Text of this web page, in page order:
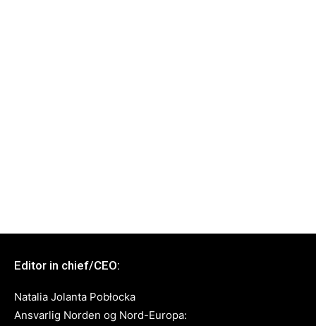
Editor in chief/CEO:
Natalia Jolanta Pobłocka
Ansvarlig Norden og Nord-Europa: